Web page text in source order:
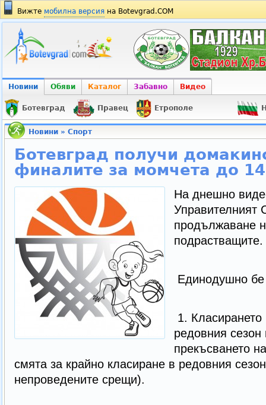
Вижте мобилна версия на Botevgrad.COM
Новини Обяви Каталог Забавно Видео
Ботевград Правец Етрополе
Новини» Спорт
Ботевград получи
финалите за момчета до
На днешно
Управителният
продължаване
подрастващите.
Единодушно
1. Класирането
редовния
прекъсването
смята за крайно класиране в редовния
непроведените срещи).